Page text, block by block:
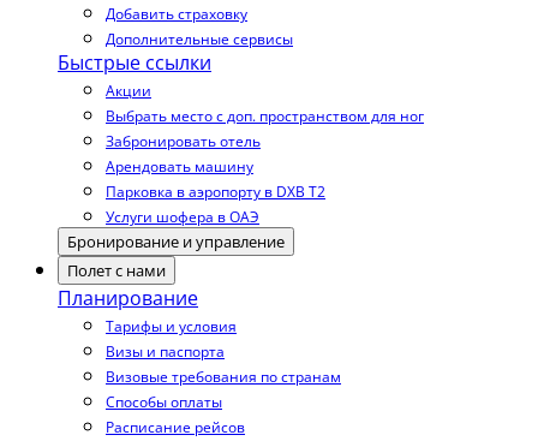
Добавить страховку
Дополнительные сервисы
Быстрые ссылки
Акции
Выбрать место с доп. пространством для ног
Забронировать отель
Арендовать машину
Парковка в аэропорту в DXB T2
Услуги шофера в ОАЭ
Бронирование и управление
Полет с нами
Планирование
Тарифы и условия
Визы и паспорта
Визовые требования по странам
Способы оплаты
Расписание рейсов